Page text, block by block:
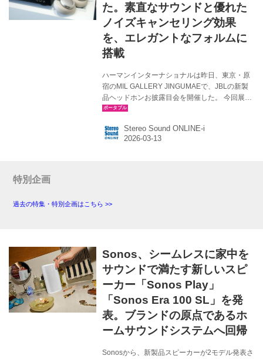
た。素直なサウンドと優れた
ノイズキャンセリング効果
を、エレガントなフォルムに
搭載
ハーマンインターナショナルは昨日、東京・原
宿のMIL GALLERY JINGUMAEで、JBLの新製
品ヘッドホンお披露目会を開催した。 今回展示
されたのはいずれもBluetoothヘッドホンで、オ
ヤータイプの「Live 680NC」というラインナッ
プだ。ちなみにJBLのLiveシリーズでオンイヤ
ック、ブルー...
Stereo Sound ONLINE-i
特別企画
過去の特集・特別企画はこちら >>
Sonos、シームレスに家中を
サウンドで満たす新しいスピ
ーカー「Sonos Play」
「Sonos Era 100 SL」を発
表。ブランドの原点であるホ
ームサウンドシステムへ回帰
Sonosから、新製品スピーカーが2モデル発表さ